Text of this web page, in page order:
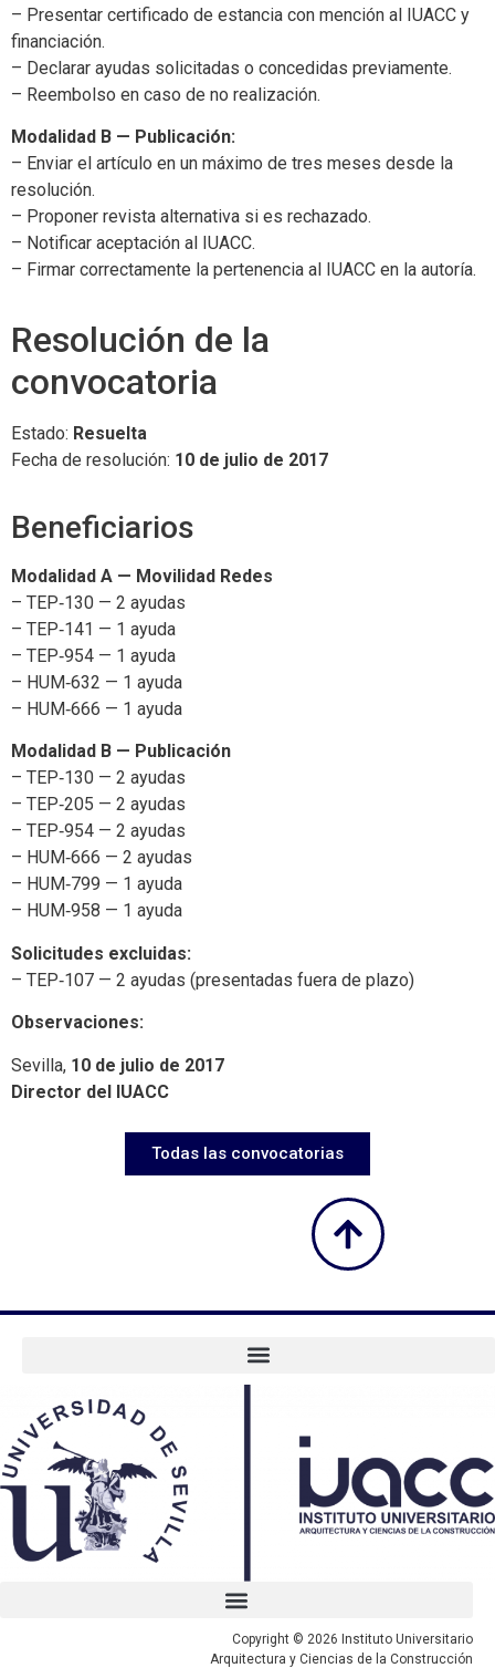
– Presentar certificado de estancia con mención al IUACC y
financiación.
– Declarar ayudas solicitadas o concedidas previamente.
– Reembolso en caso de no realización.
Modalidad B — Publicación:
– Enviar el artículo en un máximo de tres meses desde la
resolución.
– Proponer revista alternativa si es rechazado.
– Notificar aceptación al IUACC.
– Firmar correctamente la pertenencia al IUACC en la autoría.
Resolución de la
convocatoria
Estado: Resuelta
Fecha de resolución: 10 de julio de 2017
Beneficiarios
Modalidad A — Movilidad Redes
– TEP‑130 — 2 ayudas
– TEP‑141 — 1 ayuda
– TEP‑954 — 1 ayuda
– HUM‑632 — 1 ayuda
– HUM‑666 — 1 ayuda
Modalidad B — Publicación
– TEP‑130 — 2 ayudas
– TEP‑205 — 2 ayudas
– TEP‑954 — 2 ayudas
– HUM‑666 — 2 ayudas
– HUM‑799 — 1 ayuda
– HUM‑958 — 1 ayuda
Solicitudes excluidas:
– TEP‑107 — 2 ayudas (presentadas fuera de plazo)
Observaciones:
Sevilla, 10 de julio de 2017
Director del IUACC
Todas las convocatorias
Copyright © 2026 Instituto Universitario
Arquitectura y Ciencias de la Construcción